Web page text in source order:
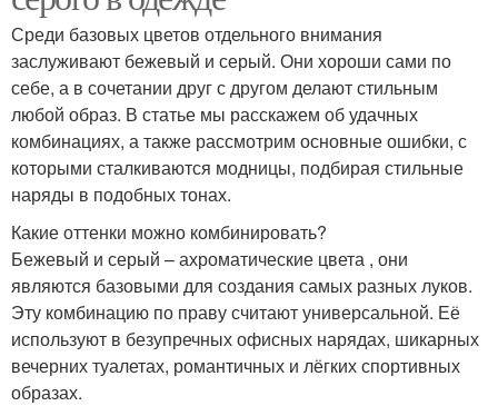
Среди базовых цветов отдельного внимания
заслуживают бежевый и серый. Они хороши сами по
себе, а в сочетании друг с другом делают стильным
любой образ. В статье мы расскажем об удачных
комбинациях, а также рассмотрим основные ошибки, с
которыми сталкиваются модницы, подбирая стильные
наряды в подобных тонах.
Какие оттенки можно комбинировать?
Бежевый и серый – ахроматические цвета , они
являются базовыми для создания самых разных луков.
Эту комбинацию по праву считают универсальной. Её
используют в безупречных офисных нарядах, шикарных
вечерних туалетах, романтичных и лёгких спортивных
образах.